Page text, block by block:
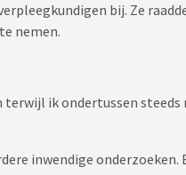
bij. Ze
nemen.
terwijl ik ondertussen steeds
inwendige onderzoeken.